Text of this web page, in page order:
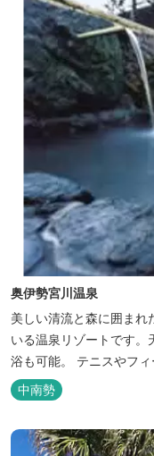
をお召し上がりい...
奥伊勢宮川温泉
美しい清流と森に囲まれ
いる温泉リゾートです。
浴も可能。 テニスやフ
グ・山登りの後は、岩風
メニューの野草風呂と打
さい。 森林浴に温泉浴
中南勢